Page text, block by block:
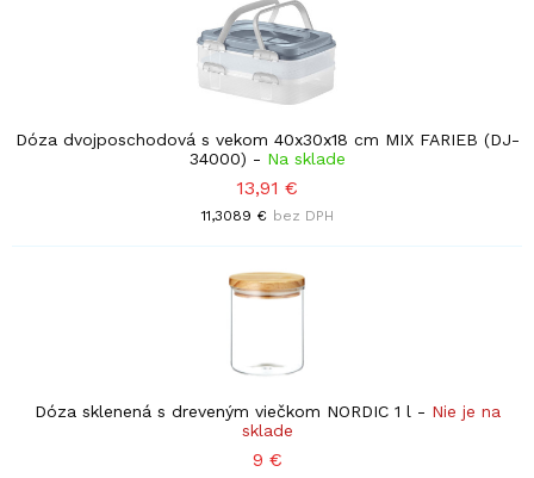
Dóza dvojposchodová s vekom 40x30x18 cm MIX FARIEB (DJ-
34000) - Na sklade
13,91 €
11,3089 € bez DPH
Dóza sklenená s dreveným viečkom NORDIC 1 l - Nie je na
sklade
9 €